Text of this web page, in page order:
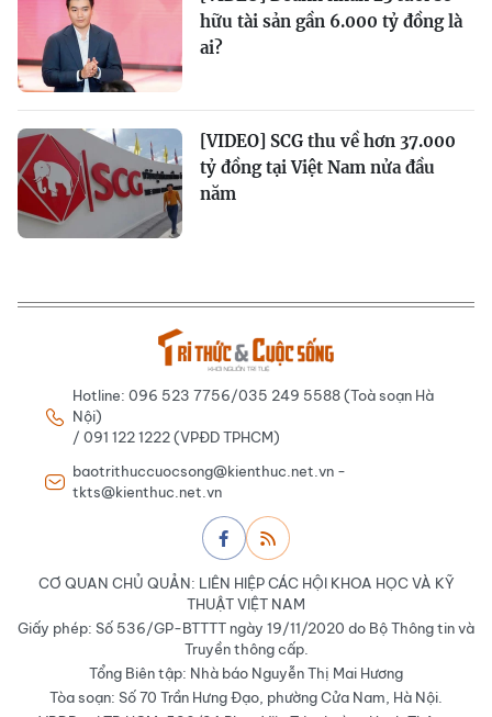
hữu tài sản gần 6.000 tỷ đồng là
ai?
[VIDEO] SCG thu về hơn 37.000
tỷ đồng tại Việt Nam nửa đầu
năm
Hotline: 096 523 7756/035 249 5588 (Toà soạn Hà
Nội)
/ 091 122 1222 (VPĐD TPHCM)
baotrithuccuocsong@kienthuc.net.vn -
tkts@kienthuc.net.vn
CƠ QUAN CHỦ QUẢN: LIÊN HIỆP CÁC HỘI KHOA HỌC VÀ KỸ
THUẬT VIỆT NAM
Giấy phép: Số 536/GP-BTTTT ngày 19/11/2020 do Bộ Thông tin và
Truyền thông cấp.
Tổng Biên tập: Nhà báo Nguyễn Thị Mai Hương
Tòa soạn: Số 70 Trần Hưng Đạo, phường Cửa Nam, Hà Nội.